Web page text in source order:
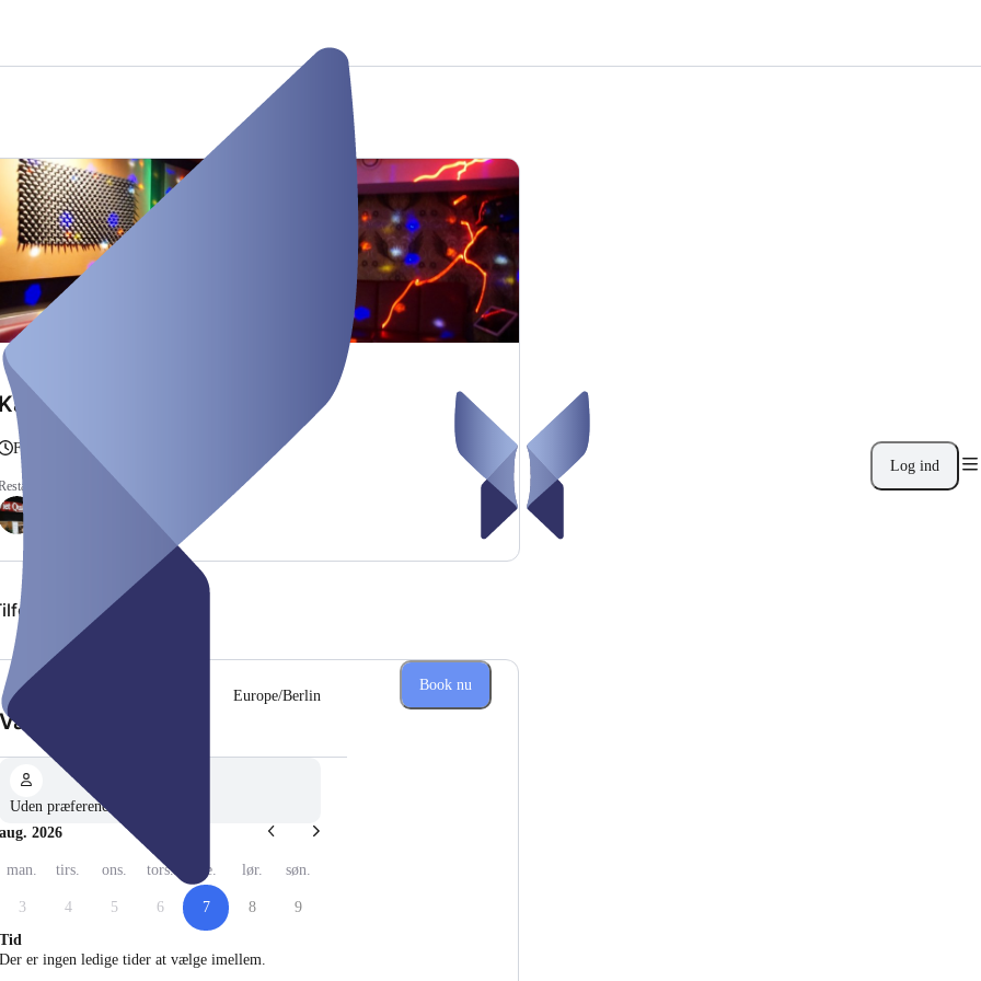
Log ind
4
Fra en time til 10 timer
ydelser
Vælg dato
Europe/Berlin
Uden præference
aug. 2026
man. tirs. ons. tors. fre. lør. søn.
3 4 5 6 7 8
9
Tid
Der er ingen ledige tider at vælge imellem.
Book nu